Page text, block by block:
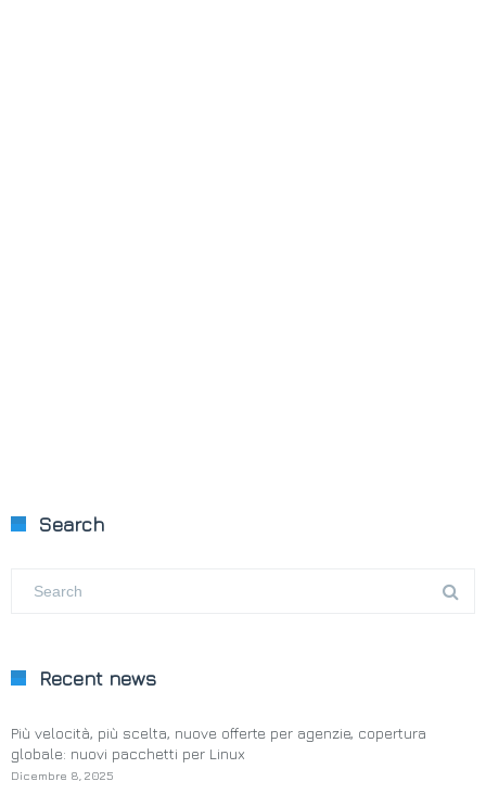
Search
Recent news
Più velocità, più scelta, nuove offerte per agenzie, copertura
globale: nuovi pacchetti per Linux
Dicembre 8, 2025